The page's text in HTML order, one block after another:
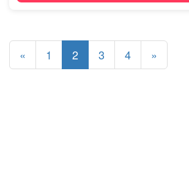
« 1 2 3 4 »